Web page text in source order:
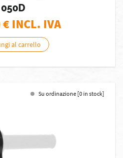
050D
€ INCL. IVA
al carrello
Su ordinazione [0 in stock]